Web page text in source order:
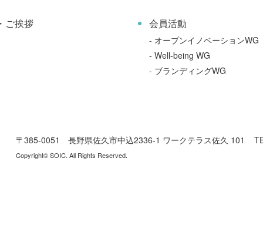
ご挨拶 会員活動
- オープンイノベーションWG
- Well-being WG
- ブランディングWG
〒385-0051 長野県佐久市中込2336-1 ワークテラス佐久 101
Copyright© SOIC. All Rights Reserved.